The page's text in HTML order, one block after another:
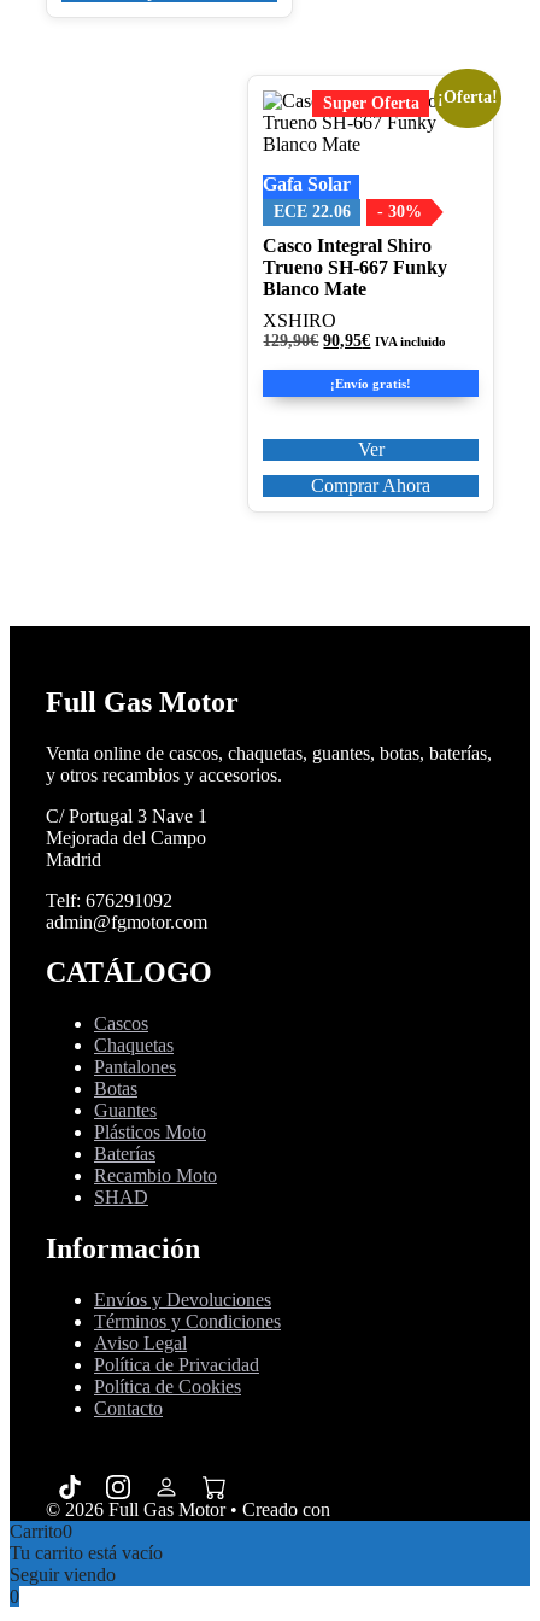
¡Oferta!
Super Oferta
Gafa Solar
ECE 22.06 - 30%
Casco Integral Shiro
Trueno SH-667 Funky
Blanco Mate
XSHIRO
129,90€ El
original
era:
90,95€El
actual
es:
IVA incluido
¡Envío gratis!
Ver
Este
producto
tiene
variantes.
Las
opciones
se
pueden
elegir
en
la
producto
Comprar Ahora
Full Gas Motor
Venta online de cascos, chaquetas, guantes, botas, baterías,
y otros recambios y accesorios.
C/ Portugal 3 Nave 1
Mejorada del Campo
Madrid
Telf: 676291092
admin@fgmotor.com
CATÁLOGO
Cascos
Chaquetas
Pantalones
Botas
Guantes
Plásticos Moto
Baterías
Recambio Moto
SHAD
Información
Envíos y Devoluciones
Términos y Condiciones
Aviso Legal
Política de Privacidad
Política de Cookies
Contacto
© 2026 Full Gas Motor• Creado con
Carrito0
Tu carrito está vacío
Seguir viendo
0